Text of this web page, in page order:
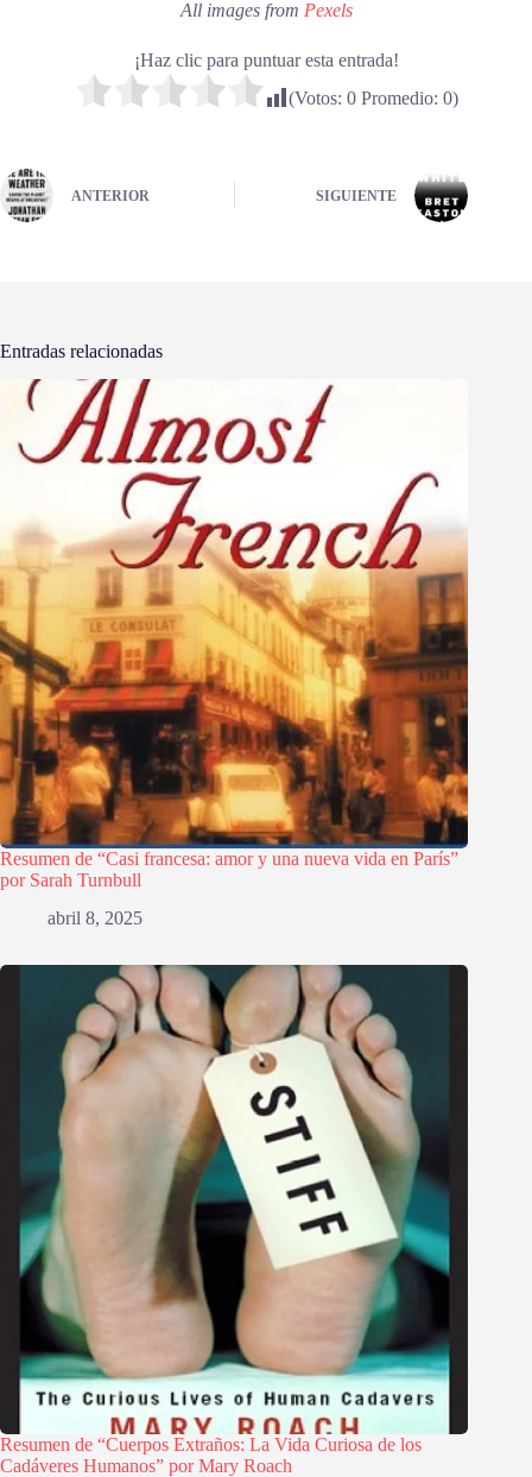
All images from Pexels
¡Haz clic para puntuar esta entrada!
(Votos: 0Promedio: 0)
ANTERIOR SIGUIENTE
Entradas relacionadas
Resumen de “Casi francesa: amor y una nueva vida en París”
por Sarah Turnbull
abril 8, 2025
Resumen de “Cuerpos Extraños: La Vida Curiosa de los
Cadáveres Humanos” por Mary Roach